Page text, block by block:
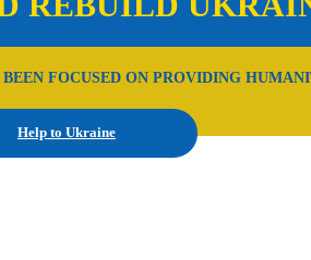
FOCUSED ON PROVIDING
Help to Ukraine